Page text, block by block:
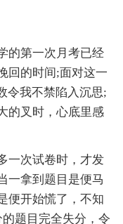
的第一次月考已经
回的时间;面对这一
令我不禁陷入沉思;
的叉时，心底里感
一次试卷时，才发
一拿到题目是便马
便开始慌了，不知
题目完全失分，令